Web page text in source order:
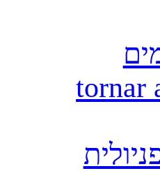
tornar